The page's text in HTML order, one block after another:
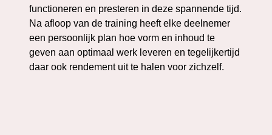
functioneren en presteren in deze spannende tijd.
Na afloop van de training heeft elke deelnemer
een persoonlijk plan hoe vorm en inhoud te
geven aan optimaal werk leveren en tegelijkertijd
daar ook rendement uit te halen voor zichzelf.